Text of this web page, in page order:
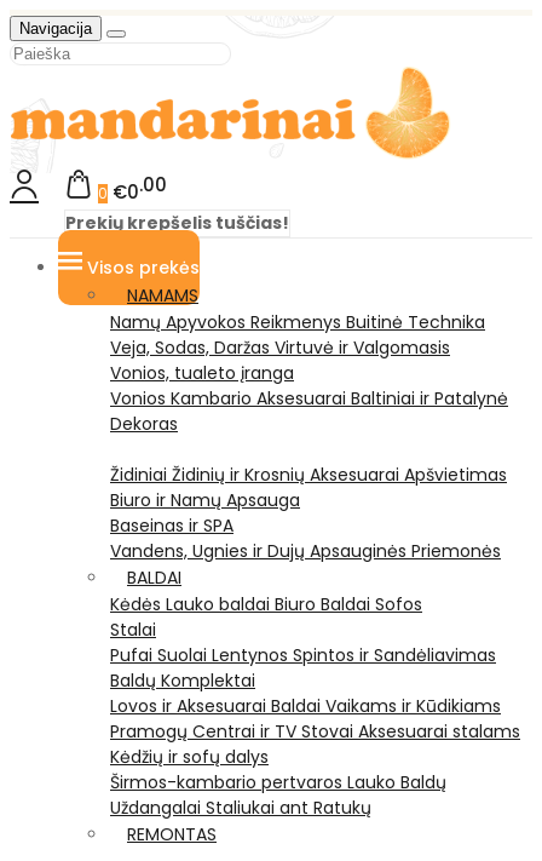
Navigacija
0 €0 00
Prekių krepšelis tuščias!
Visos prekės
NAMAMS
Namų Apyvokos Reikmenys Buitinė Technika
Veja, Sodas, Daržas Virtuvė ir Valgomasis
Vonios, tualeto įranga
Vonios Kambario Aksesuarai Baltiniai ir Patalynė
Dekoras
Židiniai Židinių ir Krosnių Aksesuarai Apšvietimas
Biuro ir Namų Apsauga
Baseinas ir SPA
Vandens, Ugnies ir Dujų Apsauginės Priemonės
BALDAI
Kėdės Lauko baldai Biuro Baldai Sofos
Stalai
Pufai Suolai Lentynos Spintos ir Sandėliavimas
Baldų Komplektai
Lovos ir Aksesuarai Baldai Vaikams ir Kūdikiams
Pramogų Centrai ir TV Stovai Aksesuarai stalams
Kėdžių ir sofų dalys
Širmos-kambario pertvaros Lauko Baldų
Uždangalai Staliukai ant Ratukų
REMONTAS